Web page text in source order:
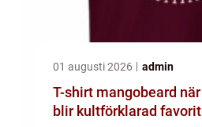
01 augusti 2026 admin
T-shirt mangobeard när vardagsplagg
blir kultförklarad favorit